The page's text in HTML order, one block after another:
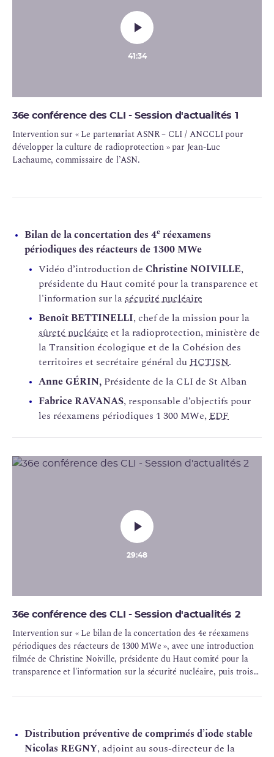
41:34
36e conférence des CLI - Session d'actualités 1
Intervention sur « Le partenariat ASNR – CLI / ANCCLI pour
développer la culture de radioprotection » par Jean-Luc
Lachaume, commissaire de l’ASN.
Bilan de la concertation des 4e réexamens
périodiques des réacteurs de 1300 MWe
Vidéo d’introduction de Christine NOIVILLE,
présidente du Haut comité pour la transparence et
l'information sur lasécurité nucléaire
Benoît BETTINELLI, chef de la mission pour la
sûreté nucléaire et la radioprotection, ministère de
la Transition écologique et de la Cohésion des
territoires et secrétaire général duHCTISN.
Anne GÉRIN, Présidente de la CLI de St Alban
Fabrice RAVANAS, responsable d’objectifs pour
les réexamens périodiques 1 300 MWe, EDF
29:48
36e conférence des CLI - Session d'actualités 2
Intervention sur « Le bilan de la concertation des 4e réexamens
périodiques des réacteurs de 1300 MWe », avec une introduction
filmée de Christine Noiville, présidente du Haut comité pour la
transparence et l'information sur la sécurité nucléaire, puis trois
de St Alban et Fabrice Ravanas, responsable d’objectifs pour les
réexamens périodiques 1 300 MWe, EDF.
Distribution préventive de comprimés d’iode stable
Nicolas REGNY, adjoint au sous-directeur de la